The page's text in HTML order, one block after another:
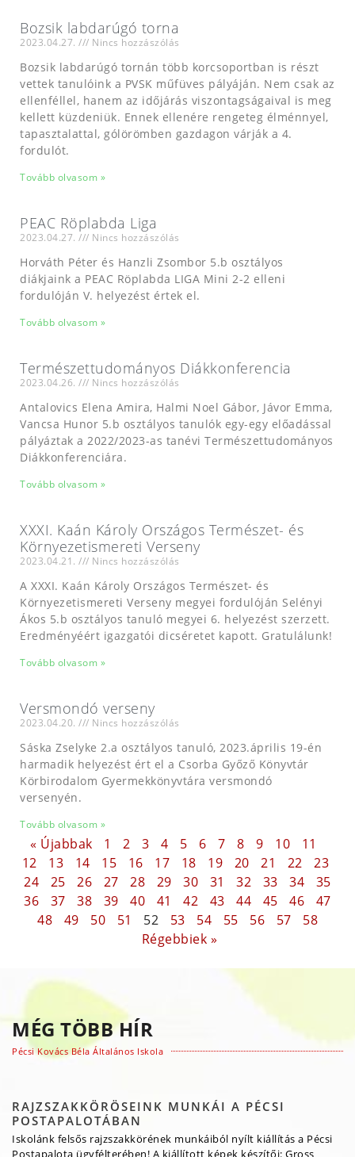
Bozsik labdarúgó torna
2023.04.27. Nincs hozzászólás
Bozsik labdarúgó tornán több korcsoportban is részt
vettek tanulóink a PVSK műfüves pályáján. Nem csak az
ellenféllel, hanem az időjárás viszontagságaival is meg
kellett küzdeniük. Ennek ellenére rengeteg élménnyel,
tapasztalattal, gólörömben gazdagon várják a 4.
fordulót.
Tovább olvasom »
PEAC Röplabda Liga
2023.04.27. Nincs hozzászólás
Horváth Péter és Hanzli Zsombor 5.b osztályos
diákjaink a PEAC Röplabda LIGA Mini 2-2 elleni
fordulóján V. helyezést értek el.
Tovább olvasom »
Természettudományos Diákkonferencia
2023.04.26. Nincs hozzászólás
Antalovics Elena Amira, Halmi Noel Gábor, Jávor Emma,
Vancsa Hunor 5.b osztályos tanulók egy-egy előadással
pályáztak a 2022/2023-as tanévi Természettudományos
Diákkonferenciára.
Tovább olvasom »
XXXI. Kaán Károly Országos Természet- és
Környezetismereti Verseny
2023.04.21. Nincs hozzászólás
A XXXI. Kaán Károly Országos Természet- és
Környezetismereti Verseny megyei fordulóján Selényi
Ákos 5.b osztályos tanuló megyei 6. helyezést szerzett.
Eredményéért igazgatói dicséretet kapott. Gratulálunk!
Tovább olvasom »
Versmondó verseny
2023.04.20. Nincs hozzászólás
Sáska Zselyke 2.a osztályos tanuló, 2023.április 19-én
harmadik helyezést ért el a Csorba Győző Könyvtár
Körbirodalom Gyermekkönyvtára versmondó
versenyén.
Tovább olvasom »
« Újabbak 1 2 3 4 5 6 7 8 9 10
11
12
13 14 15 16 17 18 19 20 21 22
23
24
25 26 27 28 29 30 31 32 33 34
35
36
37 38 39 40 41 42 43 44 45 46
47
48
49 50 51 52 53 54 55 56 57
58
Régebbiek »
MÉG TÖBB HÍR
Pécsi Kovács Béla Általános Iskola
RAJZSZAKKÖRÖSEINK MUNKÁI A PÉCSI
POSTAPALOTÁBAN
Iskolánk felsős rajzszakkörének munkáiból nyílt kiállítás a Pécsi
Postapalota ügyfélterében! A kiállított képek készítői: Gross